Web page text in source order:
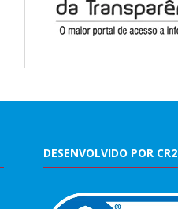
DESENVOLVIDO POR CR2